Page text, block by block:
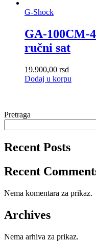
G-Shock
GA-100CM-
ručni sat
19.900,00 rsd
Dodaj u korpu
Pretraga
Recent Posts
Recent
Nema komentara za prikaz.
Archives
Nema arhiva za prikaz.